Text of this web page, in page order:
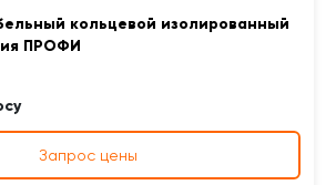
кольцевой изолированный
ПРОФИ
Запрос цены